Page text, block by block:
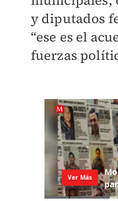
y diputados
“ese es el
fuerzas